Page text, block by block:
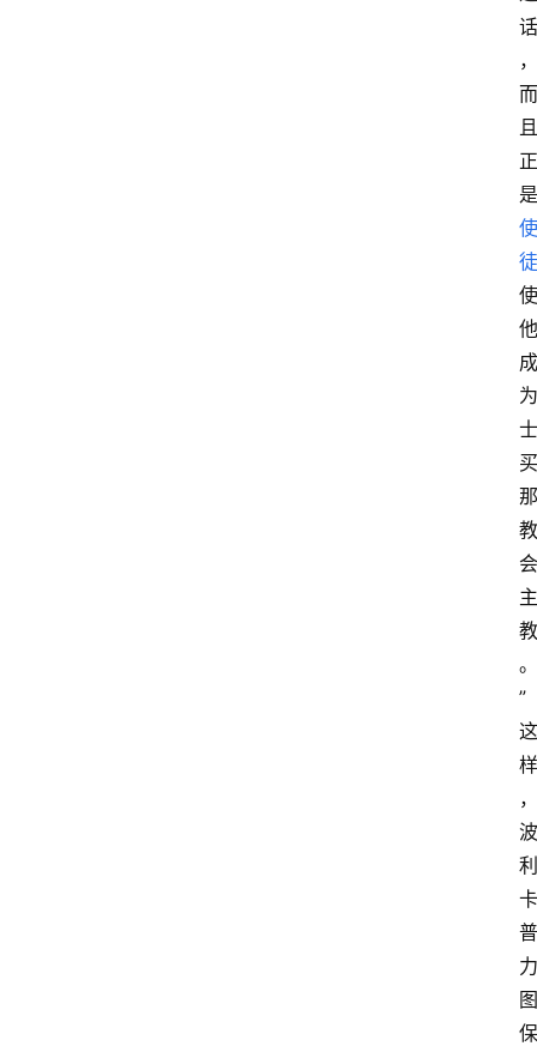
话
，
而
且
正
是
使
徒
使
他
成
为
士
买
那
教
会
主
教
。
”
这
样
，
波
利
卡
普
力
图
保